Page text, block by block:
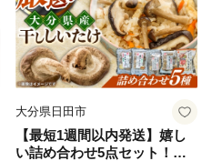
大分県日田市
【最短1週間以内発送】嬉し
い詰め合わせ5点セット！大